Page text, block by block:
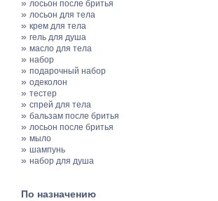
» лосьон после бритья
» лосьон для тела
» крем для тела
» гель для душа
» масло для тела
» набор
» подарочный набор
» одеколон
» тестер
» спрей для тела
» бальзам после бритья
» лосьон после бритья
» мыло
» шампунь
» набор для душа
По назначению